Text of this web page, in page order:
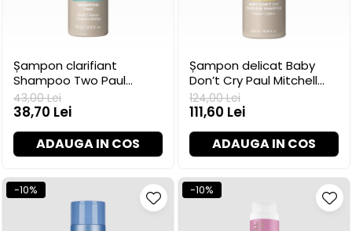
Șampon clarifiant
Shampoo Two Paul
Mitchell pentru păr gras,
75 ml
43,00 Lei
38,70 Lei
ADAUGA IN COS
Șampon delicat Baby
Don’t Cry Paul Mitchell
pentru copii, 300 ml
124,00 Lei
111,60 Lei
ADAUGA IN COS
-10% -10%